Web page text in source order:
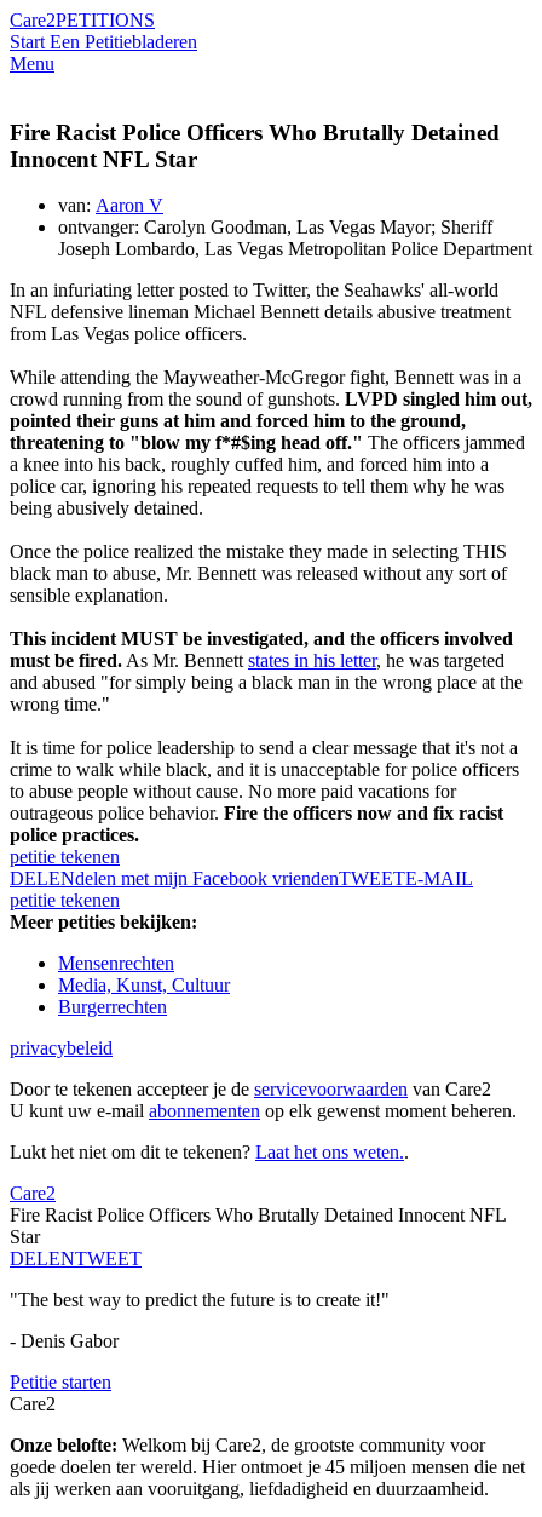
Care2PETITIONS
Start Een Petitiebladeren
Menu
Fire Racist Police Officers Who Brutally Detained
Innocent NFL Star
van: Aaron V
ontvanger: Carolyn Goodman, Las Vegas Mayor; Sheriff
Joseph Lombardo, Las Vegas Metropolitan Police Department
In an infuriating letter posted to Twitter, the Seahawks' all-world
NFL defensive lineman Michael Bennett details abusive treatment
from Las Vegas police officers.
While attending the Mayweather-McGregor fight, Bennett was in a
crowd running from the sound of gunshots. LVPD singled him out,
pointed their guns at him and forced him to the ground,
threatening to "blow my f*#$ing head off." The officers jammed
a knee into his back, roughly cuffed him, and forced him into a
police car, ignoring his repeated requests to tell them why he was
being abusively detained.
Once the police realized the mistake they made in selecting THIS
black man to abuse, Mr. Bennett was released without any sort of
sensible explanation.
This incident MUST be investigated, and the officers involved
must be fired.As Mr. Bennettstates in his letter, he was targeted
and abused "for simply being a black man in the wrong place at the
wrong time."
It is time for police leadership to send a clear message that it's not a
crime to walk while black, and it is unacceptable for police officers
to abuse people without cause. No more paid vacations for
outrageous police behavior. Fire the officers now and fix racist
police practices.
petitie tekenen
DELENdelen met mijn Facebook vriendenTWEETE-MAIL
petitie tekenen
Meer petities bekijken:
Mensenrechten
Media, Kunst, Cultuur
Burgerrechten
privacybeleid
Door te tekenen accepteer je de servicevoorwaarden van Care2
U kunt uw e-mail abonnementen op elk gewenst moment beheren.
Lukt het niet om dit te tekenen? Laat het ons weten..
Care2
Fire Racist Police Officers Who Brutally Detained Innocent NFL
Star
DELENTWEET
"The best way to predict the future is to create it!"
- Denis Gabor
Petitie starten
Care2
Onze belofte: Welkom bij Care2, de grootste community voor
goede doelen ter wereld. Hier ontmoet je 45 miljoen mensen die net
als jij werken aan vooruitgang, liefdadigheid en duurzaamheid.